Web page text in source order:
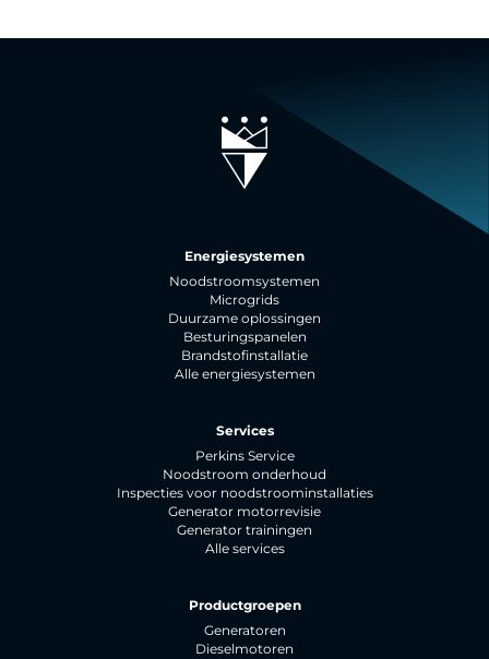
Energiesystemen
Noodstroomsystemen
Microgrids
Duurzame oplossingen
Besturingspanelen
Brandstofinstallatie
Alle energiesystemen
Services
Perkins Service
Noodstroom onderhoud
Inspecties voor noodstroominstallaties
Generator motorrevisie
Generator trainingen
Alle services
Productgroepen
Generatoren
Dieselmotoren